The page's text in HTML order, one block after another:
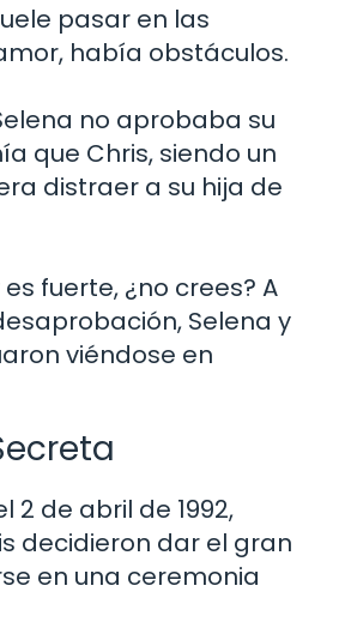
pasar en las
había obstáculos.
no aprobaba su
que Chris, siendo un
distraer a su hija de
fuerte, ¿no crees? A
Selena y
viéndose en
2 de abril de 1992,
decidieron dar el gran
en una ceremonia